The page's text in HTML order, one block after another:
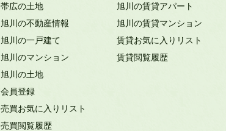
帯広の土地
旭川の不動産情報
旭川の一戸建て
旭川のマンション
旭川の土地
会員登録
売買お気に入りリスト
売買閲覧履歴
旭川の賃貸アパート
旭川の賃貸マンション
賃貸お気に入りリスト
賃貸閲覧履歴